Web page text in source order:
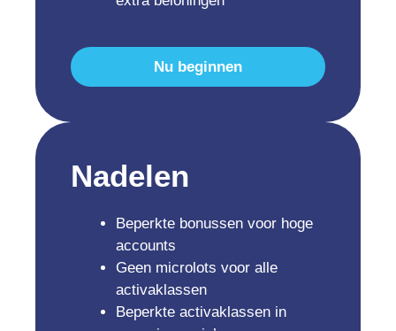
Nu beginnen
Nadelen
Beperkte bonussen voor hoge
accounts
Geen microlots voor alle
activaklassen
Beperkte activaklassen in